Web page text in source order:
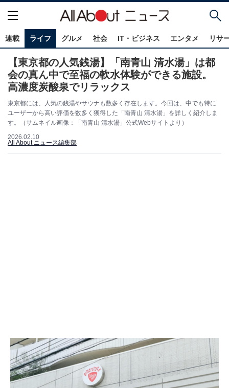
連載 ライフ グルメ 社会 IT・ビジネス エンタメ リサ
【東京都の人気銭湯】「南青山 清水湯」は都
会の真ん中で至福の軟水体験ができる施設。
高濃度炭酸泉でリラックス
東京都には、人気の銭湯やサウナも数多く存在します。今回は、中でも特に
ユーザーから高い評価を数多く獲得した「南青山 清水湯」を詳しく紹介しま
す。（サムネイル画像：「南青山 清水湯」公式Webサイトより）
2026.02.10
All About ニュース編集部